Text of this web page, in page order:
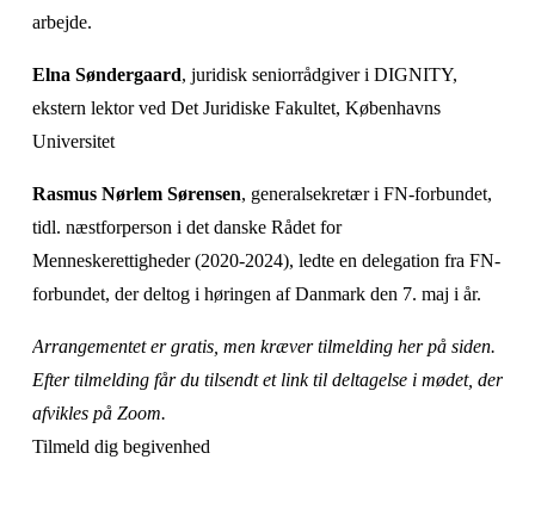
arbejde.
Elna Søndergaard, juridisk seniorrådgiver i DIGNITY,
ekstern lektor ved Det Juridiske Fakultet, Københavns
Universitet
Rasmus Nørlem Sørensen, generalsekretær i FN-forbundet,
tidl. næstforperson i det danske Rådet for
Menneskerettigheder (2020-2024), ledte en delegation fra FN-
forbundet, der deltog i høringen af Danmark den 7. maj i år.
Arrangementet er gratis, men kræver tilmelding her på siden.
Efter tilmelding får du tilsendt et link til deltagelse i mødet, der
afvikles på Zoom.
Tilmeld dig begivenhed